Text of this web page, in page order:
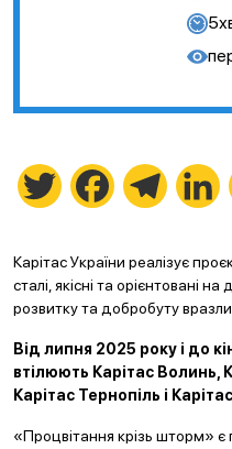
5
Twitter Facebook
Карітас України реалізує
сталi, якісні та орієнтовані
розвитку та добробуту
Від липня 2025 року і до
втілюють Карітас Волинь,
Карітас Тернопіль і
«Процвітання крізь шторм»